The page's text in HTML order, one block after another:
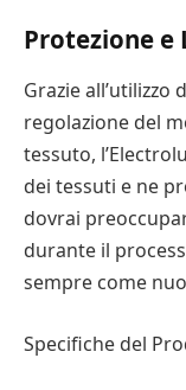
Protezione e
Grazie all’utilizzo
regolazione del
tessuto,
dei tessuti e ne
dovrai
durante il
sempre come
Specifiche del